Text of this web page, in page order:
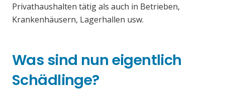
Privathaushalten tätig als auch in Betrieben,
Krankenhäusern, Lagerhallen usw.
Was sind nun eigentlich
Schädlinge?